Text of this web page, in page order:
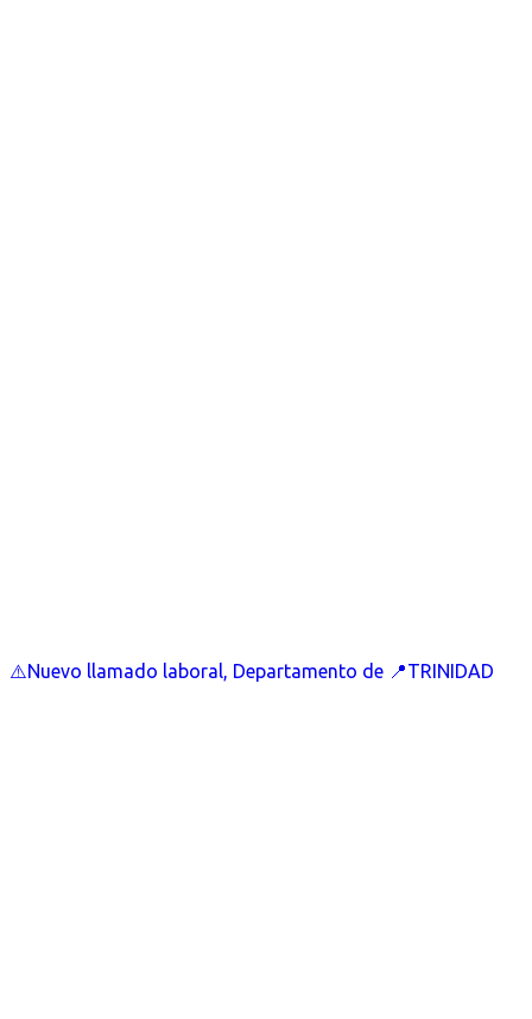
⚠️Nuevo llamado laboral, Departamento de 📍TRINIDAD